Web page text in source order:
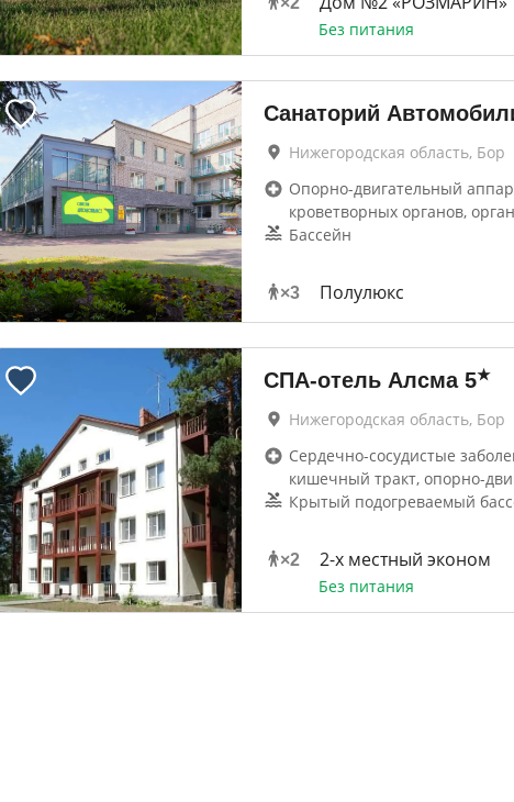
Без питания
Санаторий
Нижегородская область, Бор
Опорно-двигательный
кроветворных органов,
Бассейн
×3 Полулюкс
СПА-отель Алсма 5★
Нижегородская область, Бор
Сердечно-сосудистые
кишечный тракт, опорно-
Крытый подогреваемый
×2 2-x местный эконом
Без питания